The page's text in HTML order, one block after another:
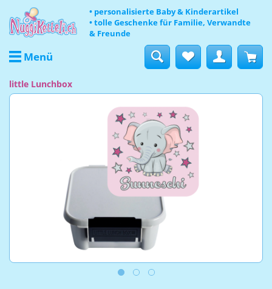
• personalisierte Baby & Kinderartikel
• tolle Geschenke für Familie, Verwandte
& Freunde
Menü
little Lunchbox